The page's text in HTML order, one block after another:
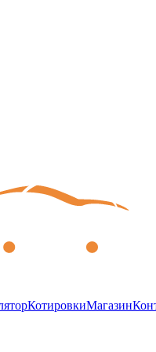
КотировкиМагазин